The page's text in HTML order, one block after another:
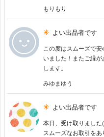
もりもり
よい出品者です
この度はスムーズで
いました！またご縁
します。
みゆまゆう
よい出品者です
本日、受け取りました
スムーズなお取引をあ